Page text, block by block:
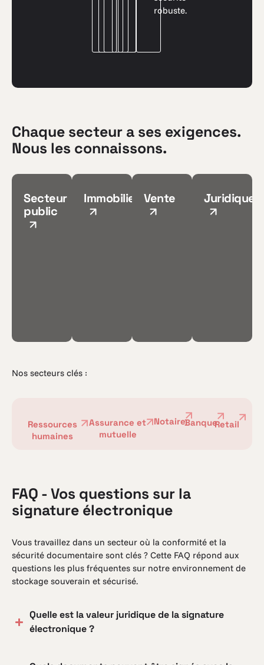
robuste.
Chaque secteur a ses exigences.
Nous les connaissons.
Secteur
public
Immobilier Vente Juridique
Nos secteurs clés :
Ressources
humaines
Assurance et
mutuelle
NotaireBanqueRetail
FAQ - Vos questions sur la
signature électronique
Vous travaillez dans un secteur où la conformité et la
sécurité documentaire sont clés ? Cette FAQ répond aux
questions les plus fréquentes sur notre environnement de
stockage souverain et sécurisé.
Quelle est la valeur juridique de la signature
électronique ?